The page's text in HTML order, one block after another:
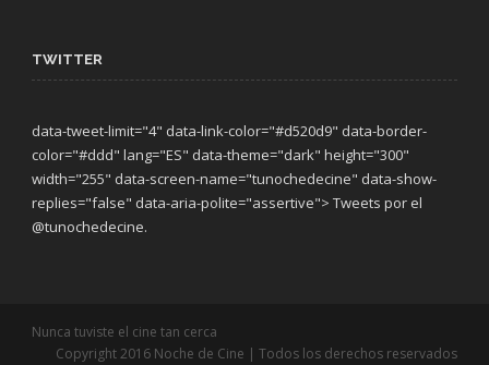
TWITTER
data-tweet-limit="4" data-link-color="#d520d9" data-border-
color="#ddd" lang="ES" data-theme="dark" height="300"
width="255" data-screen-name="tunochedecine" data-show-
replies="false" data-aria-polite="assertive"> Tweets por el
@tunochedecine.
Nunca tuviste el cine tan cerca
Copyright 2016 Noche de Cine | Todos los derechos reservados